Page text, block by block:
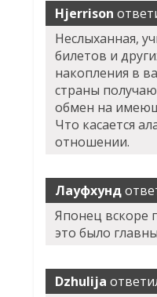
Hjerrison
Неслыханная,
билетов и
накопления в
страны
обмен на
Что касается
отношении.
Лауфхунд
Японец вскоре
это было
Dzhulija